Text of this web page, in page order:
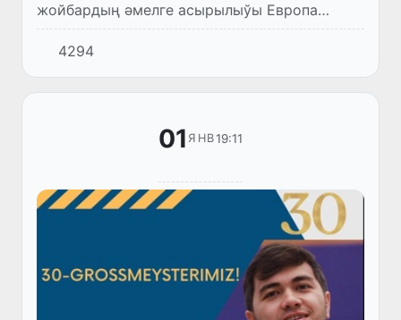
жойбардың әмелге асырылыўы Европа
Аўқамының "Жасыл келисим" сыяқлы жаңа
басламаларын есапқа алған ҳалда саўда
имканиятларын арттырады.
4294
01 ЯНВ19:11